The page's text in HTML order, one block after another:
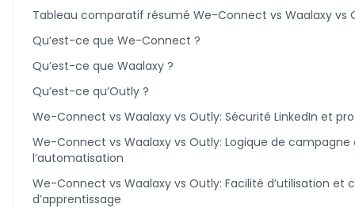
Tableau comparatif résumé We-Connect vs Waalaxy vs
Qu’est-ce que We-Connect ?
Qu’est-ce que Waalaxy ?
Qu’est-ce qu’Outly ?
We-Connect vs Waalaxy vs Outly: Sécurité LinkedIn et
We-Connect vs Waalaxy vs Outly: Logique de
l’automatisation
We-Connect vs Waalaxy vs Outly: Facilité d’utilisation et
d’apprentissage